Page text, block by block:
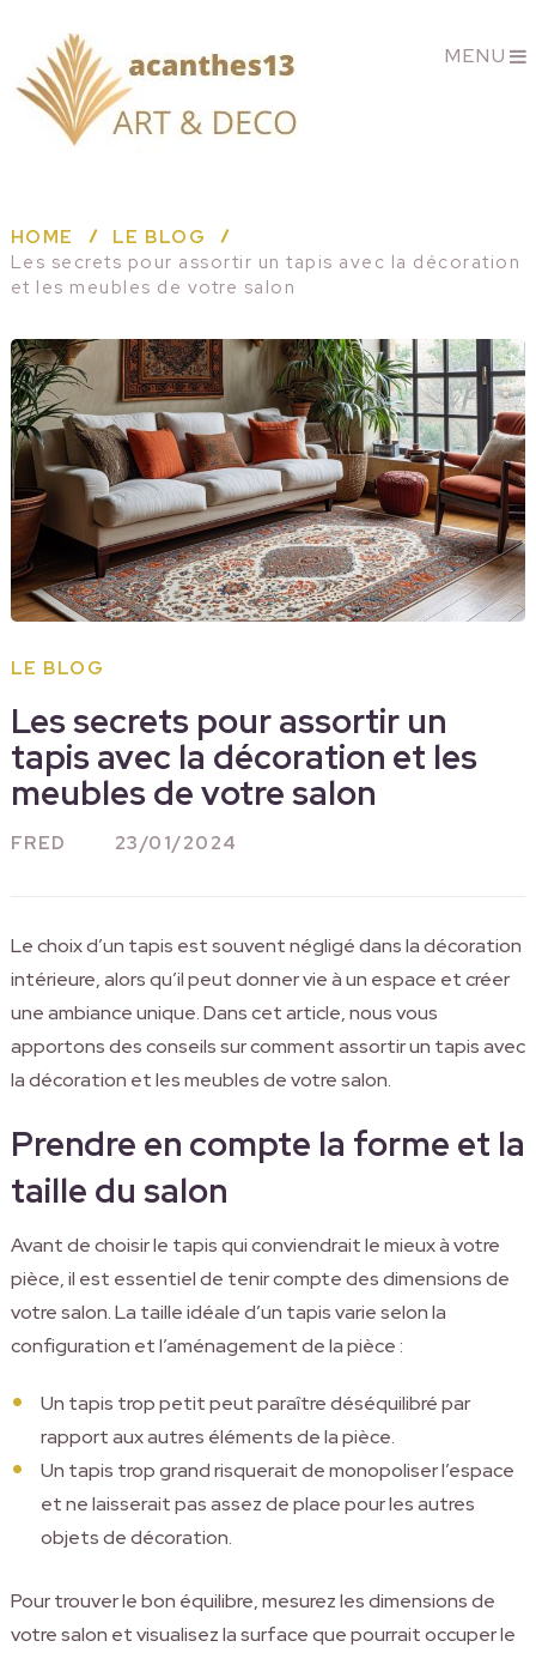
MENU
HOME
LE BLOG
Les secrets pour assortir un tapis avec la décoration
et les meubles de votre salon
LE BLOG
Les secrets pour assortir un
tapis avec la décoration et les
meubles de votre salon
FRED 23/01/2024
Le choix d’un tapis est souvent négligé dans la décoration
intérieure, alors qu’il peut donner vie à un espace et créer
une ambiance unique. Dans cet article, nous vous
apportons des conseils sur comment assortir un tapis avec
la décoration et les meubles de votre salon.
Prendre en compte la forme et la
taille du salon
Avant de choisir le tapis qui conviendrait le mieux à votre
pièce, il est essentiel de tenir compte des dimensions de
votre salon. La taille idéale d’un tapis varie selon la
configuration et l’aménagement de la pièce :
Un tapis trop petit peut paraître déséquilibré par
rapport aux autres éléments de la pièce.
Un tapis trop grand risquerait de monopoliser l’espace
et ne laisserait pas assez de place pour les autres
objets de décoration.
Pour trouver le bon équilibre, mesurez les dimensions de
votre salon et visualisez la surface que pourrait occuper le